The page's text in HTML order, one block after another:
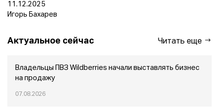
11.12.2025
Игорь Бахарев
Актуальное сейчас Читать еще
Владельцы ПВЗ Wildberries начали выставлять бизнес
на продажу
07.08.2026